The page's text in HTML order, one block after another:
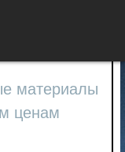
материалы
ценам